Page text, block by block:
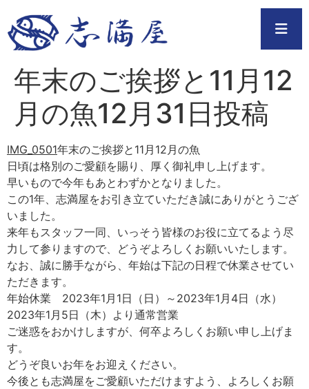
年末のご挨拶と11月12
月の魚12月31日投稿
IMG_0501年末のご挨拶と11月12月の魚
日頃は格別のご愛顧を賜り、厚く御礼申し上げます。
早いもので今年もあとわずかとなりました。
この1年、志満屋をお引き立ていただき誠にありがとうござ
いました。
来年もスタッフ一同、いっそう皆様のお役に立てるよう尽
力して参りますので、どうぞよろしくお願いいたします。
なお、誠に勝手ながら、年始は下記の日程で休業させてい
ただきます。
年始休業 2023年1月1日（日）～2023年1月4日（水）
2023年1月5日（木）より通常営業
ご迷惑をおかけしますが、何卒よろしくお願い申し上げま
す。
どうぞ良いお年をお迎えください。
今後とも志満屋をご愛顧いただけますよう、よろしくお願